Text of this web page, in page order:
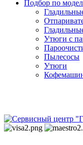
Подбор по
Утюги с
Пылесосы
Утюги